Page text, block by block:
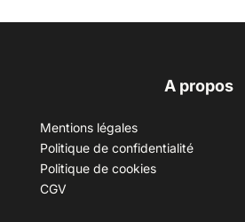
A propos
Mentions légales
Politique de confidentialité
Politique de cookies
CGV